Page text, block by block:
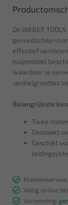
De WEBER
gereedschap
effectief
hulpmiddel
waardoor je
ventielgroottes
Belangrijkste
Twee
Gemaakt
Geschikt
Klantenservice,
Veilig online
Verzending: